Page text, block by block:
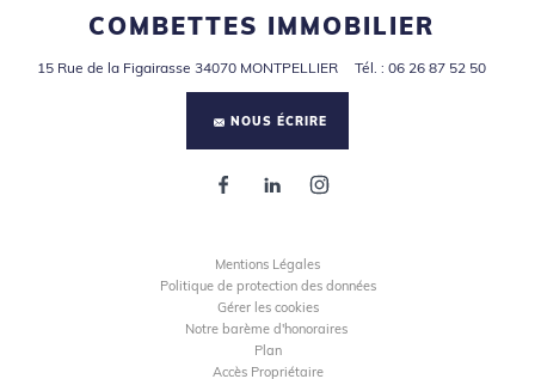
COMBETTES IMMOBILIER
15 Rue de la Figairasse 34070 MONTPELLIER Tél. : 06 26 87 52 50
NOUS ÉCRIRE
Mentions Légales
Politique de protection des données
Gérer les cookies
Notre barème d'honoraires
Plan
Accès Propriétaire